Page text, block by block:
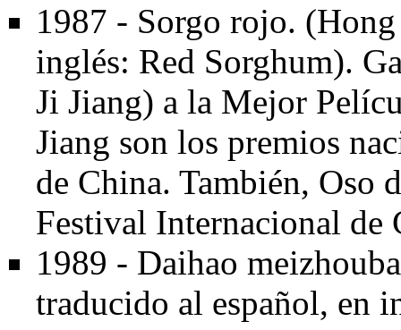
1987 - Sorgo rojo.
inglés: Red Sorghum).
Ji Jiang) a la Mejor
Jiang son los premios
de China. También, Oso
Festival Internacional de
1989 - Daihao
traducido al español, en